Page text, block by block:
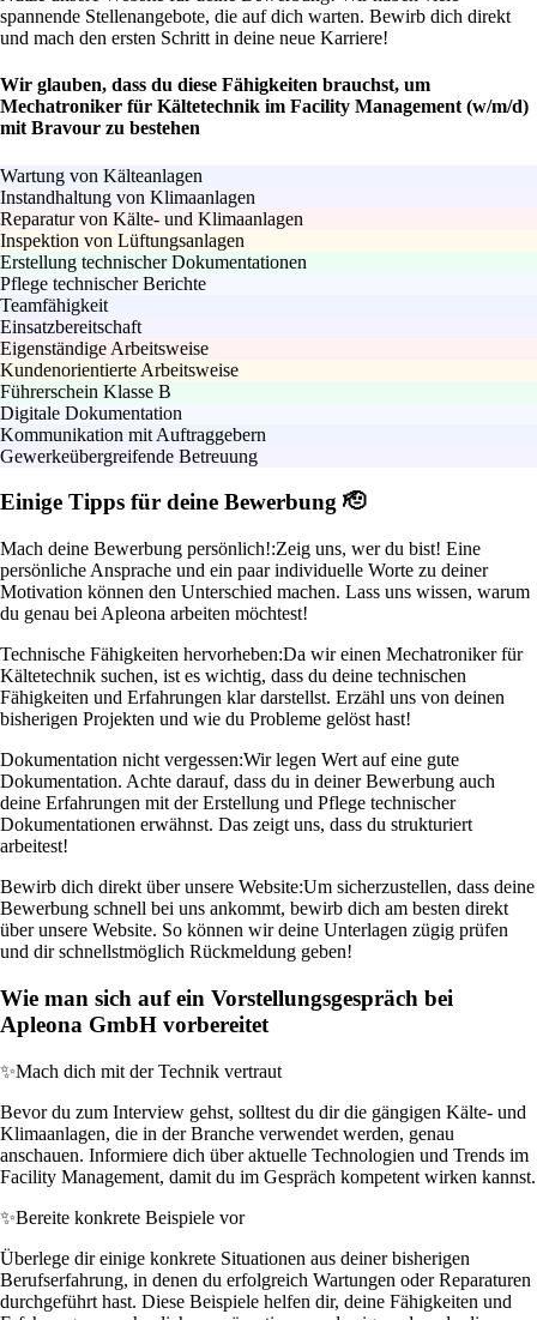
spannende Stellenangebote, die auf dich warten. Bewirb dich direkt
und mach den ersten Schritt in deine neue Karriere!
Wir glauben, dass du diese Fähigkeiten brauchst, um
Mechatroniker für Kältetechnik im Facility Management (w/m/d)
mit Bravour zu bestehen
Wartung von Kälteanlagen
Instandhaltung von Klimaanlagen
Reparatur von Kälte- und Klimaanlagen
Inspektion von Lüftungsanlagen
Erstellung technischer Dokumentationen
Pflege technischer Berichte
Teamfähigkeit
Einsatzbereitschaft
Eigenständige Arbeitsweise
Kundenorientierte Arbeitsweise
Führerschein Klasse B
Digitale Dokumentation
Kommunikation mit Auftraggebern
Gewerkeübergreifende Betreuung
Einige Tipps für deine Bewerbung 🫡
Mach deine Bewerbung persönlich!:Zeig uns, wer du bist! Eine
persönliche Ansprache und ein paar individuelle Worte zu deiner
Motivation können den Unterschied machen. Lass uns wissen, warum
du genau bei Apleona arbeiten möchtest!
Technische Fähigkeiten hervorheben:Da wir einen Mechatroniker für
Kältetechnik suchen, ist es wichtig, dass du deine technischen
Fähigkeiten und Erfahrungen klar darstellst. Erzähl uns von deinen
bisherigen Projekten und wie du Probleme gelöst hast!
Dokumentation nicht vergessen:Wir legen Wert auf eine gute
Dokumentation. Achte darauf, dass du in deiner Bewerbung auch
deine Erfahrungen mit der Erstellung und Pflege technischer
Dokumentationen erwähnst. Das zeigt uns, dass du strukturiert
arbeitest!
Bewirb dich direkt über unsere Website:Um sicherzustellen, dass deine
Bewerbung schnell bei uns ankommt, bewirb dich am besten direkt
über unsere Website. So können wir deine Unterlagen zügig prüfen
und dir schnellstmöglich Rückmeldung geben!
Wie man sich auf ein Vorstellungsgespräch bei
Apleona GmbH vorbereitet
✨Mach dich mit der Technik vertraut
Bevor du zum Interview gehst, solltest du dir die gängigen Kälte- und
Klimaanlagen, die in der Branche verwendet werden, genau
anschauen. Informiere dich über aktuelle Technologien und Trends im
Facility Management, damit du im Gespräch kompetent wirken kannst.
✨Bereite konkrete Beispiele vor
Überlege dir einige konkrete Situationen aus deiner bisherigen
Berufserfahrung, in denen du erfolgreich Wartungen oder Reparaturen
durchgeführt hast. Diese Beispiele helfen dir, deine Fähigkeiten und